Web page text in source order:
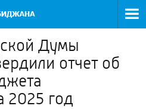
Думы
отчет об
2025 год